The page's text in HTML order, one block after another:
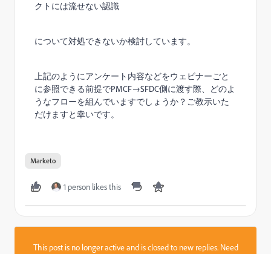
クトには流せない認識
について対処できないか検討しています。
上記のようにアンケート内容などをウェビナーごと
に参照できる前提でPMCF→SFDC側に渡す際、どのよ
うなフローを組んでいますでしょうか？ご教示いた
だけますと幸いです。
Marketo
1 person likes this
This post is no longer active and is closed to new replies. Need